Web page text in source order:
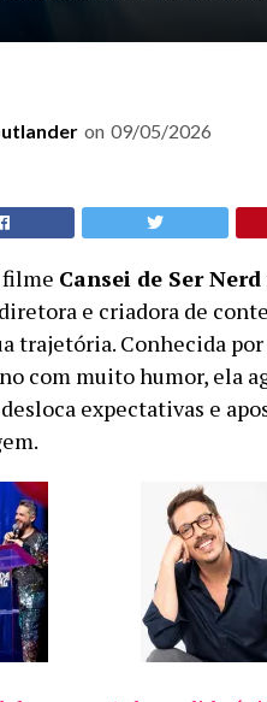
on 09/05/2026
filme Cansei de Ser Nerd
e criadora de
trajetória. Conhecida
com muito humor, ela
expectativas e